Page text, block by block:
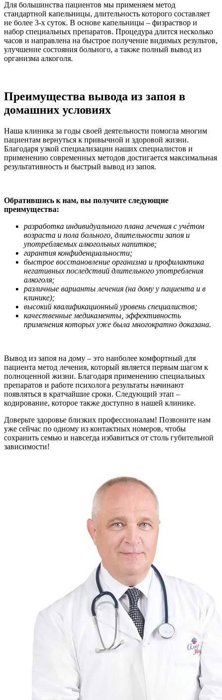
Для большинства пациентов мы применяем метод
стандартной капельницы, длительность которого составляет
не более 3-х суток. В основе капельницы – физраствор и
набор специальных препаратов. Процедура длится несколько
часов и направлена на быстрое получение видимых результов,
улучшение состояния больного, а также полный вывод из
организма алкоголя.
Преимущества вывода из запоя в
домашних условиях
Наша клиника за годы своей деятельности помогла многим
пациентам вернуться к привычной и здоровой жизни.
Благодаря узкой специализации наших специалистов и
применению современных методов достигается максимальная
результативность и быстрый вывод из запоя.
Обратившись к нам, вы получите следующие
преимущества:
разработка индивидуального плана лечения с учётом
возраста и пола больного, длительности запоя и
употребляемых алкогольных напитков;
гарантия конфиденциальности;
быстрое восстановление организма и профилактика
негативных последствий длительного употребления
алкоголя;
различные варианты лечения (на дому у пациента и в
клинике);
высокий квалификационный уровень специалистов;
качественные медикаменты, эффективность
применения которых уже была многократно доказана.
Вывод из запоя на дому – это наиболее комфортный для
пациента метод лечения, который является первым шагом к
полноценной жизни. Благодаря применению специальных
препаратов и работе психолога результаты начинают
появляться в кратчайшие сроки. Следующий этап –
кодирование, которое также доступно в нашей клинике.
Доверьте здоровье близких профессионалам! Позвоните нам
уже сейчас по одному из контактных номеров, чтобы
сохранить семью и навсегда избавиться от столь губительной
зависимости!